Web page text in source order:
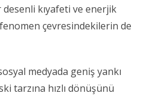
desenli kıyafeti ve enerjik
çevresindekilerin de
medyada geniş yankı
tarzına hızlı dönüşünü